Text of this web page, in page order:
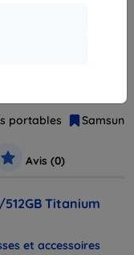
portables Samsung
Avis (0)
Titanium
et accessoires